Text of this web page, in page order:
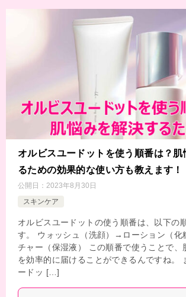
オルビスユードットを使う順番は？肌
るための効果的な使い方も教えます！
公開日： 2023年8月30日
スキンケア
オルビスユードットの使う順番は、以下の
す。 ウォッシュ（洗顔）→ローション（化
チャー（保湿液） この順番で使うことで、
を効率的に届けることができるんですね。
ードッ […]